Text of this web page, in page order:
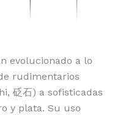
evolucionado a lo
rudimentarios
砭石) a sofisticadas
y plata. Su uso